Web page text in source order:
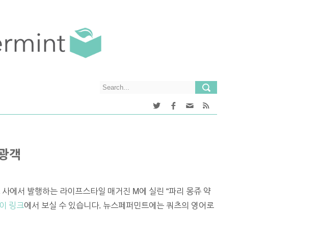
객
에서 발행하는 라이프스타일 매거진 M에 실린 “파리 몽쥬 약
이 링크에서 보실 수 있습니다. 뉴스페퍼민트에는 쿼츠의 영어로